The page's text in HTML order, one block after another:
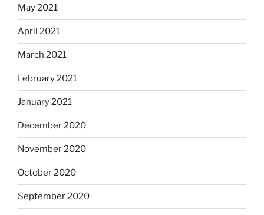
May 2021
April 2021
March 2021
February 2021
January 2021
December 2020
November 2020
October 2020
September 2020